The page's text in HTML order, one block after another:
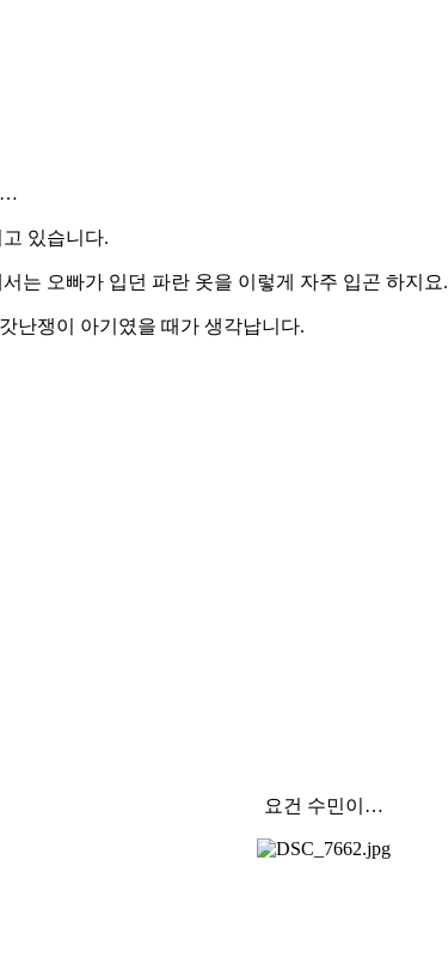
…
있습니다.
는 오빠가 입던 파란 옷을 이렇게 자주 입곤 하지요.
난쟁이 아기였을 때가 생각납니다.
요건 수민이…